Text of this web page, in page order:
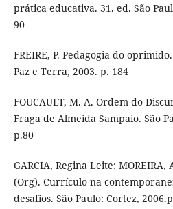
prática educativa. 31. ed. São
90
FREIRE, P. Pedagogia do
Paz e Terra, 2003. p. 184
FOUCAULT, M. A. Ordem do
Fraga de Almeida Sampaio. São
p.80
GARCIA, Regina Leite;
(Org). Currículo na
desafios. São Paulo: Cortez,